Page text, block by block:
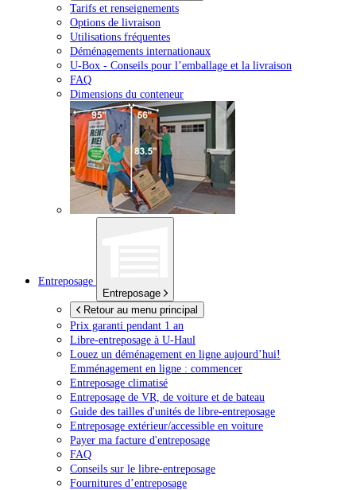
Tarifs et renseignements
Options de livraison
Utilisations fréquentes
Déménagements internationaux
U-Box - Conseils pour l’emballage et la livraison
FAQ
Dimensions du conteneur
Entreposage
Entreposage
Retour au menu principal
Prix garanti pendant 1 an
Libre-entreposage à U-Haul
Louez un déménagement en ligne aujourd’hui!
Emménagement en ligne : commencer
Entreposage climatisé
Entreposage de VR, de voiture et de bateau
Guide des tailles d'unités de libre-entreposage
Entreposage extérieur/accessible en voiture
Payer ma facture d'entreposage
FAQ
Conseils sur le libre-entreposage
Fournitures d’entreposage